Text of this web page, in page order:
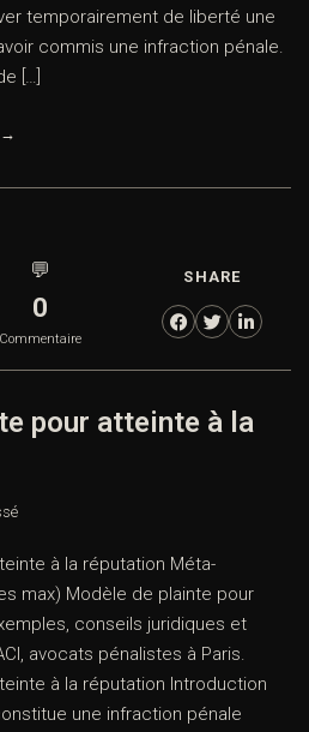
temporairement de liberté une
commis une infraction pénale.
[…]
💬
0
Commentaire
SHARE
pour atteinte à la
à la réputation Méta-
max) Modèle de plainte pour
conseils juridiques et
avocats pénalistes à Paris.
à la réputation Introduction
une infraction pénale